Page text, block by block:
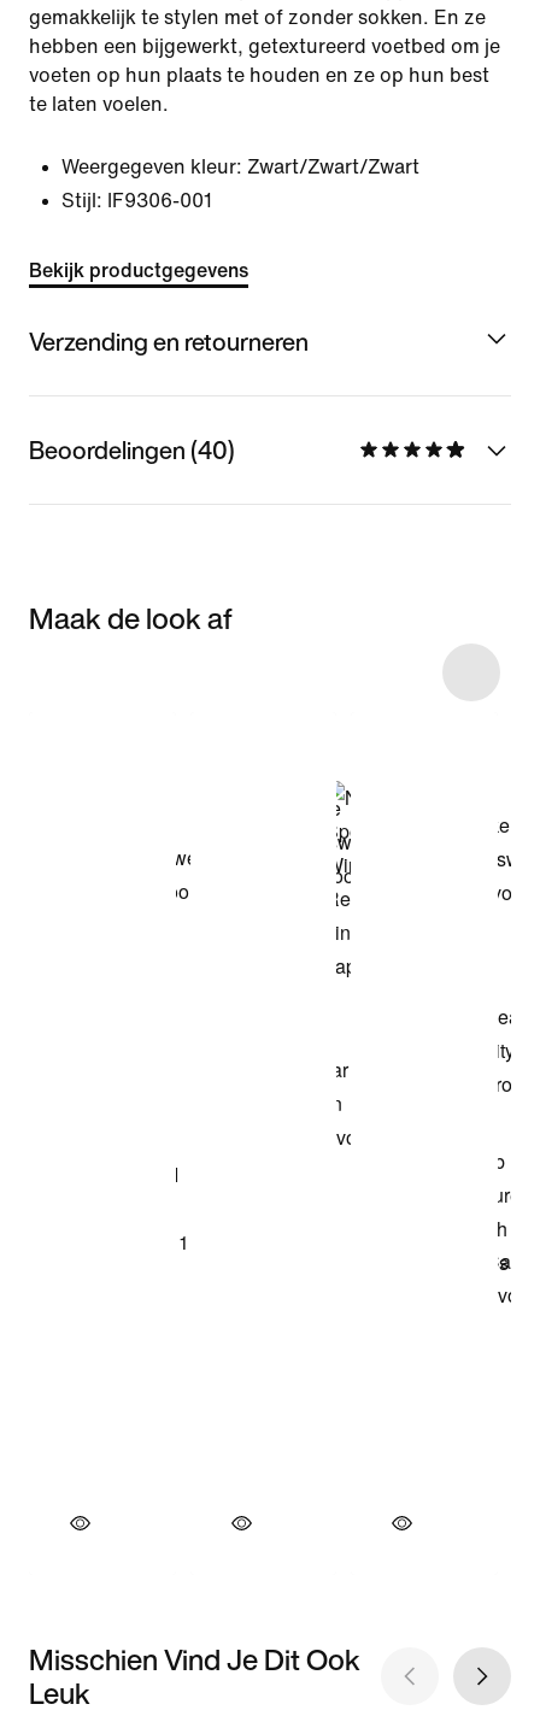
gemakkelijk te stylen met of zonder sokken. En ze
hebben een bijgewerkt, getextureerd voetbed om je
voeten op hun plaats te houden en ze op hun best
te laten voelen.
Weergegeven kleur: Zwart/Zwart/Zwart
Stijl:
IF9306-001
Bekijk productgegevens
Verzending en retourneren
Beoordelingen (40)
Maak de look af
Misschien Vind Je Dit Ook
Leuk